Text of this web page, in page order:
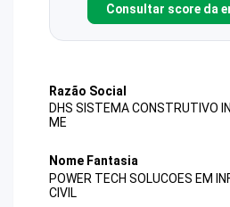
Consultar score da
Razão Social
DHS SISTEMA CONSTRUTIVO
ME
Nome Fantasia
POWER TECH SOLUCOES EM
CIVIL